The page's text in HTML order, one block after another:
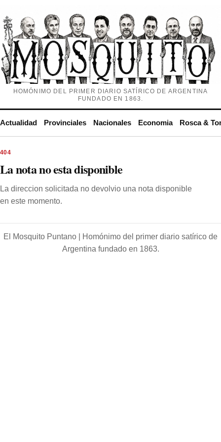
HOMÓNIMO DEL PRIMER DIARIO SATÍRICO DE ARGENTINA
FUNDADO EN 1863.
Actualidad Provinciales Nacionales Economia Rosca &
404
La nota no esta disponible
La direccion solicitada no devolvio una nota disponible
en este momento.
El Mosquito Puntano |
Homónimo del primer diario satírico de
Argentina fundado en 1863.